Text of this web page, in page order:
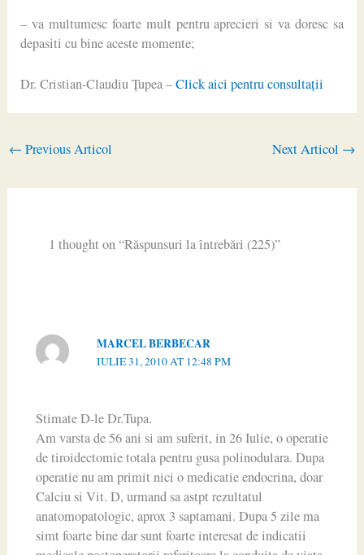
– va multumesc foarte mult pentru aprecieri si va doresc sa
depasiti cu bine aceste momente;
Dr. Cristian-Claudiu Ţupea –Click aici pentru consultaţii
← Previous Articol Next Articol →
1 thought on “Răspunsuri la întrebări (225)”
MARCEL BERBECAR
IULIE 31, 2010 AT 12:48 PM
Stimate D-le Dr.Tupa.
Am varsta de 56 ani si am suferit, in 26 Iulie, o operatie
de tiroidectomie totala pentru gusa polinodulara. Dupa
operatie nu am primit nici o medicatie endocrina, doar
Calciu si Vit. D, urmand sa astpt rezultatul
anatomopatologic, aprox 3 saptamani. Dupa 5 zile ma
simt foarte bine dar sunt foarte interesat de indicatii